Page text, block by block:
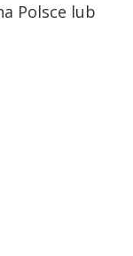
Polsce lub